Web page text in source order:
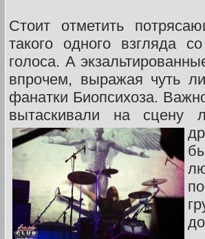
Стоит отметить
такого одного взгляда
голоса. А
впрочем, выражая чуть
фанатки Биопсихоза.
вытаскивали на сцену